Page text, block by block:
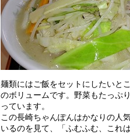
麺類にはご飯をセットにしたいと
のボリュームです。野菜もたっぷ
っています。
この長崎ちゃんぽんはかなりの人
いるのを見て、「ふむふむ、これ